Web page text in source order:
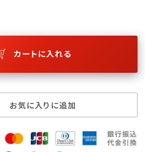
カートに入れる
お気に入りに追加